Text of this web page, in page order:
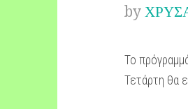
by
Το
Τετάρτη θα